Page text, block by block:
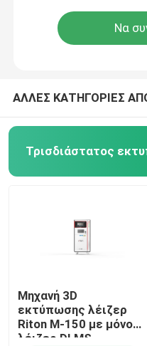
Τρισδιάστατος
Τρισδιάστατος
Συμπυκνώνοντας
τρισδιάστατος
Μηχανή κάμψης
ΑΛΛΕΣ ΚΑΤΗΓΟΡΙΕΣ
Μηχανή 3D
εκτύπωσης λέιζερ
Riton M-150 με μόνο
λέιζερ DLMS